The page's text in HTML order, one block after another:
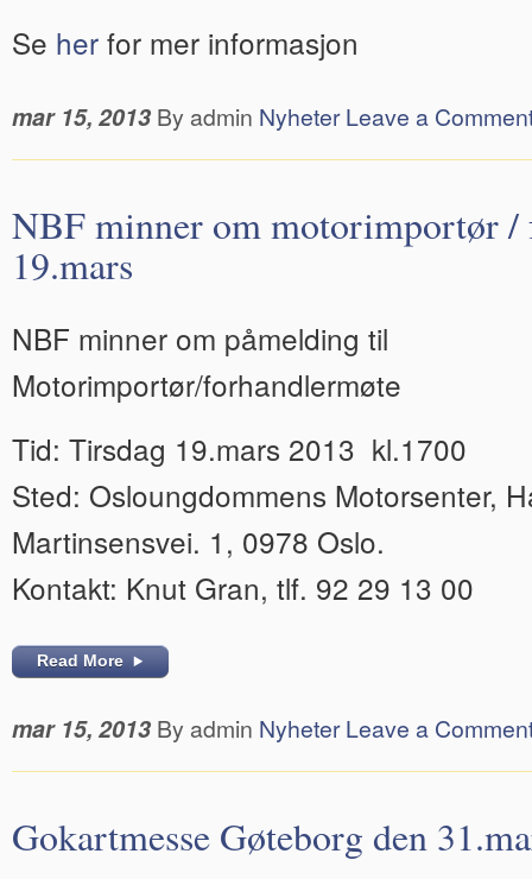
Se her for mer informasjon
mar 15, 2013 By admin Nyheter Leave a
NBF minner om motorimportør /
19.mars
NBF minner om påmelding til
Motorimportør/forhandlermøte
Tid: Tirsdag 19.mars 2013 kl.1700
Sted: Osloungdommens Motorsenter,
Martinsensvei. 1, 0978 Oslo.
Kontakt: Knut Gran, tlf. 92 29 13 00
Read More
mar 15, 2013 By admin Nyheter Leave a
Gokartmesse Gøteborg den